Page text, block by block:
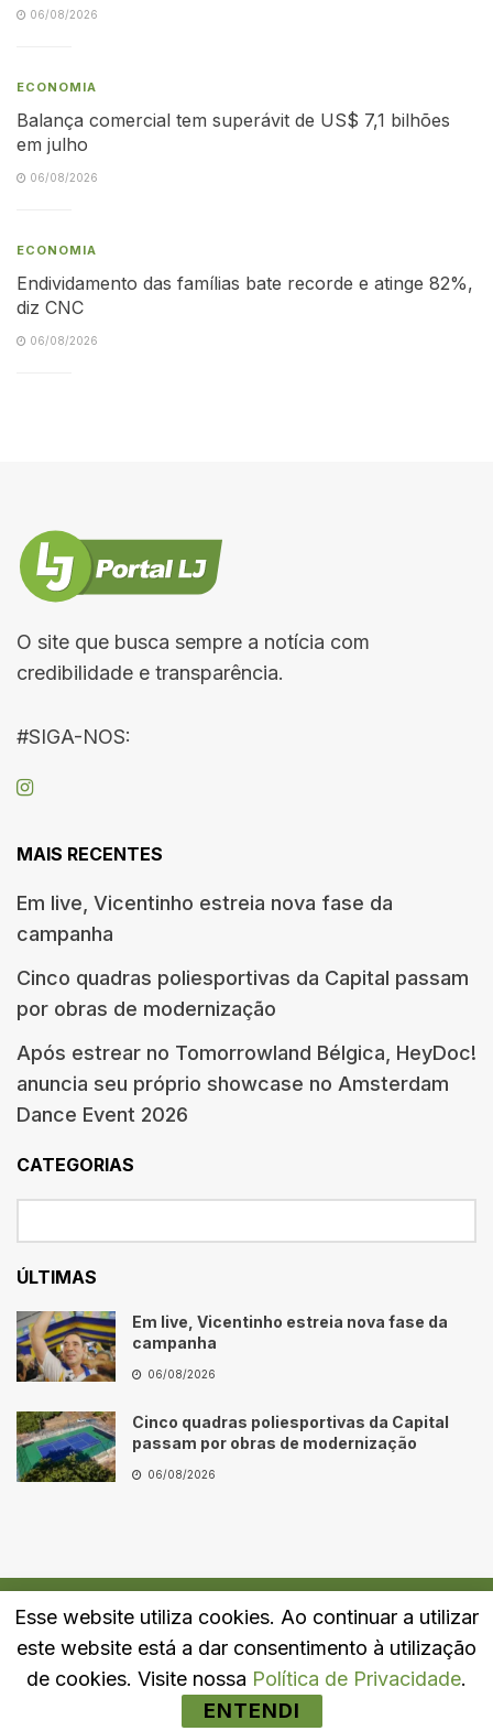
06/08/2026
ECONOMIA
Balança comercial tem superávit de US$ 7,1 bilhões
em julho
06/08/2026
ECONOMIA
Endividamento das famílias bate recorde e atinge 82%,
diz CNC
06/08/2026
O site que busca sempre a notícia com
credibilidade e transparência.
#SIGA-NOS:
MAIS RECENTES
Em live, Vicentinho estreia nova fase da
campanha
Cinco quadras poliesportivas da Capital passam
por obras de modernização
Após estrear no Tomorrowland Bélgica, HeyDoc!
anuncia seu próprio showcase no Amsterdam
Dance Event 2026
CATEGORIAS
ÚLTIMAS
Em live, Vicentinho estreia nova fase da
campanha
06/08/2026
Cinco quadras poliesportivas da Capital
passam por obras de modernização
06/08/2026
Quem Somos Fale Conosco Política de Privacidade
Esse website utiliza cookies. Ao continuar a utilizar
este website está a dar consentimento à utilização
de cookies. Visite nossa Política de Privacidade.
ENTENDI